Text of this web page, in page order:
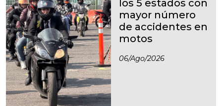
los 5 estados con
mayor número
de accidentes en
motos
06/ago/2026